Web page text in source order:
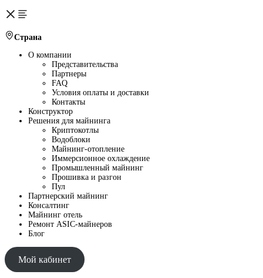
Страна
О компании
Представительства
Партнеры
FAQ
Условия оплаты и доставки
Контакты
Конструктор
Решения для майнинга
Криптокотлы
Водоблоки
Майнинг-отопление
Иммерсионное охлаждение
Промышленный майнинг
Прошивка и разгон
Пул
Партнерский майнинг
Консалтинг
Майнинг отель
Ремонт ASIC-майнеров
Блог
Мой кабинет